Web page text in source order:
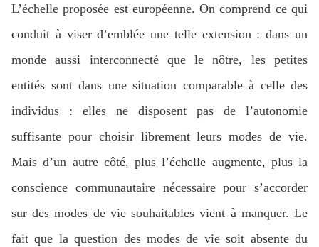
L’échelle proposée est européenne. On comprend ce qui
conduit à viser d’emblée une telle extension : dans un
monde aussi interconnecté que le nôtre, les petites
entités sont dans une situation comparable à celle des
individus : elles ne disposent pas de l’autonomie
suffisante pour choisir librement leurs modes de vie.
Mais d’un autre côté, plus l’échelle augmente, plus la
conscience communautaire nécessaire pour s’accorder
sur des modes de vie souhaitables vient à manquer. Le
fait que la question des modes de vie soit absente du